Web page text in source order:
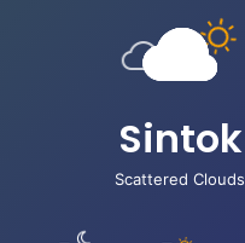
Sintok
Scattered Clouds